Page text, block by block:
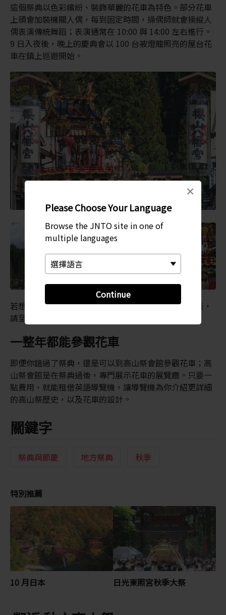
Please Choose Your Language
Browse the JNTO site in one of
multiple languages
Continue
×
這個祭典以色彩繽紛、裝飾華麗的花車為特色。部分花車
上頭會加裝機關人偶，每到固定時間，操偶師就會操縱人
偶表演傳統舞蹈；表演通常在 10:00 與 14:00 左右進行。
9 日入夜後，晚上的慶典會以 100 台被燈籠照亮的屋台花
車在鎮上巡遊開始。
若想詳細瞭解花車的白天展示地點，以及遊行的時間表，
請至當地的旅客中心索取資訊。
一整年都能參觀花車
即便你錯過了祭典，還是可以到高山祭會館參觀花車；高
山祭會館是在祭典過後，專門展示花車的展覽廳。只要一
點費用，就能租借英語導覽機，讓導覽機為你介紹更詳細
的高山祭歷史，以及花車的設計。
關鍵字
祭典與節慶 地方祭典 秋季
特別推薦
10 月日本 日光東照宮秋季大祭